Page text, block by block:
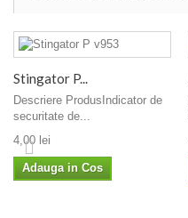
Stingator P...
Descriere ProdusIndicator de
securitate de...
4,00 lei
Adauga in Cos